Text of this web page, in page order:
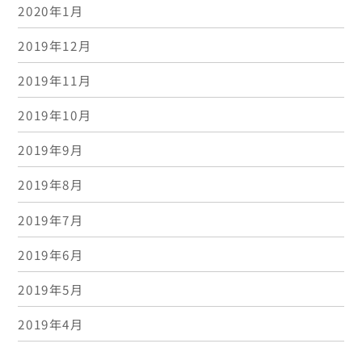
2020年1月
2019年12月
2019年11月
2019年10月
2019年9月
2019年8月
2019年7月
2019年6月
2019年5月
2019年4月